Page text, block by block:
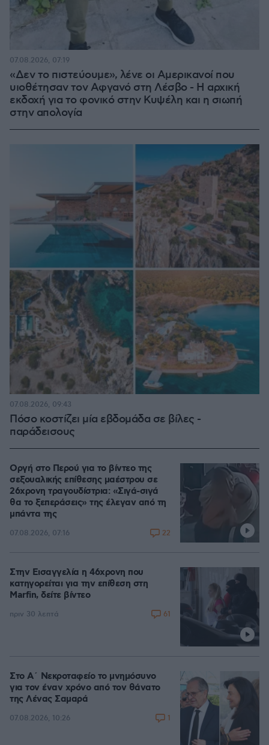
«Δεν το πιστεύουμε», λένε οι Αμερικανοί που
υιοθέτησαν τον Αφγανό στη Λέσβο - Η αρχική
εκδοχή για το φονικό στην Κυψέλη και η σιωπή
στην απολογία
07.08.2026, 07:19
Πόσο κοστίζει μία εβδομάδα σε βίλες -
παράδεισους
07.08.2026, 09:43
Οργή στο Περού για το βίντεο της
σεξουαλικής επίθεσης μαέστρου σε
26χρονη τραγουδίστρια: «Σιγά-σιγά
θα το ξεπεράσεις» της έλεγαν από τη
μπάντα της
07.08.2026, 07:16 22
Στην Εισαγγελία η 46χρονη που
κατηγορείται για την επίθεση στη
Marfin, δείτε βίντεο
πριν 30 λεπτά 61
Στο Α΄ Νεκροταφείο το μνημόσυνο
για τον έναν χρόνο από τον θάνατο
της Λένας Σαμαρά
07.08.2026, 10:26 1